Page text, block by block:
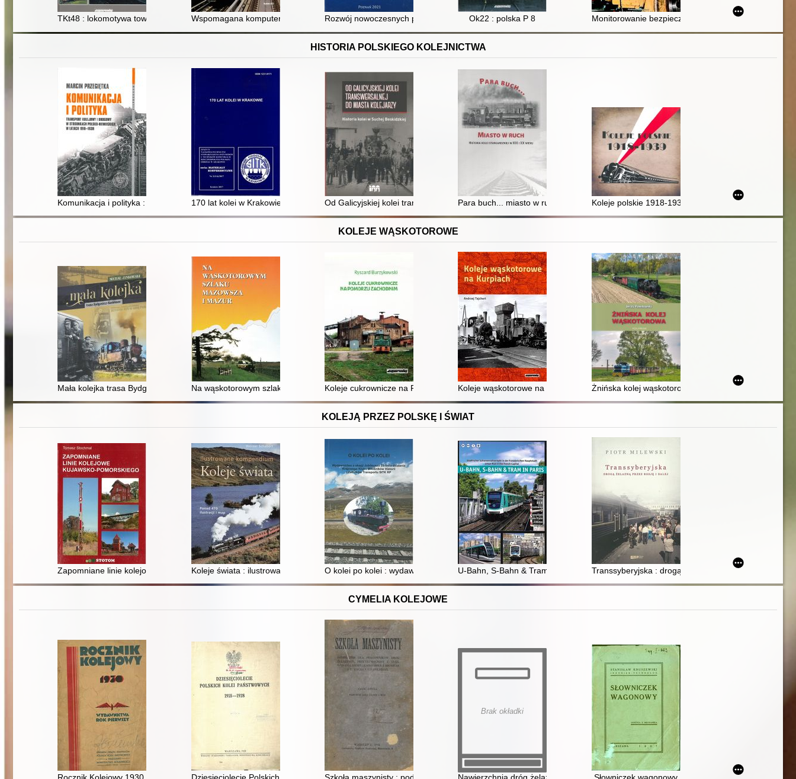
TKt48 : lokomotywa towarowa do pociągów osobowychWspomagana komputerowo analiza dynamiczna pojazdów szynowych
Rozwój nowoczesnych pojazdów szynowych i ich podzespołów
Ok22 : polska P 8 Monitorowanie bezpieczeństwa w systemie
HISTORIA POLSKIEGO KOLEJNICTWA
Komunikacja i polityka : transport kolejowy i drogowy w stosunkach polsko-niemieckich w latach 1918-1939
170 lat kolei w Krakowie = 170 years of railwayOd Galicyjskiej kolei transwersalnej do miasta kolejarzy : Historia kolei w Suchej Beskidzkiej
Para buch... miasto w ruch : historia kolei stargardzkiej w XIX i XX wieku
Koleje polskie 1918-1939 : Wystawa z okazji 100-
KOLEJE WĄSKOTOROWE
Mała kolejka trasa Bydgoszcz-KoronowoNa wąskotorowym szlaku Mazowsza i MazurKoleje cukrownicze na Pomorzu ZachodnimKoleje wąskotorowe na Kurpiach Żnińska kolej wąskotorowa
KOLEJĄ PRZEZ POLSKĘ I ŚWIAT
Zapomniane linie kolejowe kujawsko-pomorskiegoKoleje świata : ilustrowane kompendiumO kolei po kolei : wydawnictwo z okazji jubileuszu 25-lecia działania Krajowego Klubu Miłośników Historii i Zabytków
U-Bahn, S-Bahn & Tram in Paris : städtischer Schienennahverkehr in der französischen
Transsyberyjska : drogą żelazną przez Rosję i dalej
CYMELIA KOLEJOWE
Brak okładki